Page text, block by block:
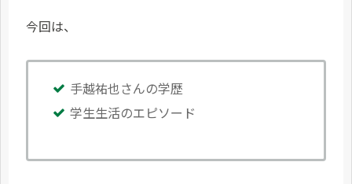
今回は、
手越祐也さんの学歴
学生生活のエピソード